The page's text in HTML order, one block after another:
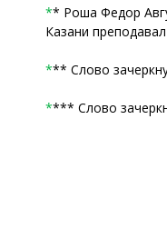
** Роша Федор
Казани
*** Слово
**** Слово